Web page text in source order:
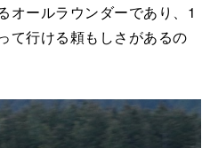
オールラウンダーであり、1
て行ける頼もしさがあるの